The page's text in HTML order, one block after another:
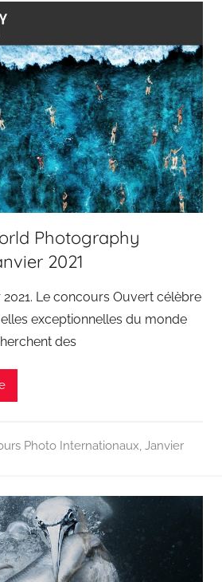
Photography
2021
2021. Le concours Ouvert célèbre
exceptionnelles du monde
des
Photo Internationaux Janvier